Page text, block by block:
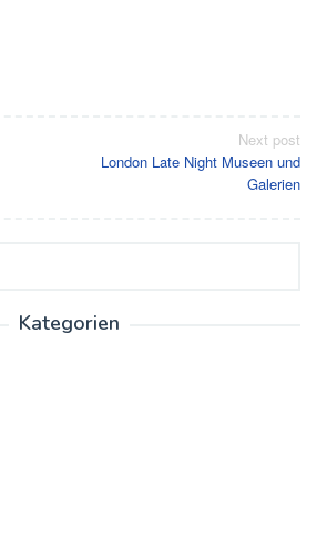
Next post
London Late Night Museen und
Galerien
Kategorien